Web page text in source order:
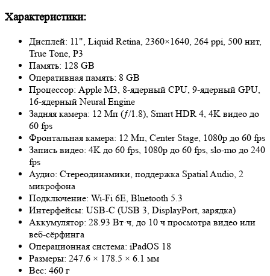
Характеристики:
Дисплей: 11", Liquid Retina, 2360×1640, 264 ppi, 500 нит,
True Tone, P3
Память: 128 GB
Оперативная память: 8 GB
Процессор: Apple M3, 8‑ядерный CPU, 9‑ядерный GPU,
16‑ядерный Neural Engine
Задняя камера: 12 Мп (ƒ/1.8), Smart HDR 4, 4K видео до
60 fps
Фронтальная камера: 12 Мп, Center Stage, 1080p до 60 fps
Запись видео: 4K до 60 fps, 1080p до 60 fps, slo-mo до 240
fps
Аудио: Стереодинамики, поддержка Spatial Audio, 2
микрофона
Подключение: Wi‑Fi 6E, Bluetooth 5.3
Интерфейсы: USB-C (USB 3, DisplayPort, зарядка)
Аккумулятор: 28.93 Вт·ч, до 10 ч просмотра видео или
веб-сёрфинга
Операционная система: iPadOS 18
Размеры: 247.6 × 178.5 × 6.1 мм
Вес: 460 г